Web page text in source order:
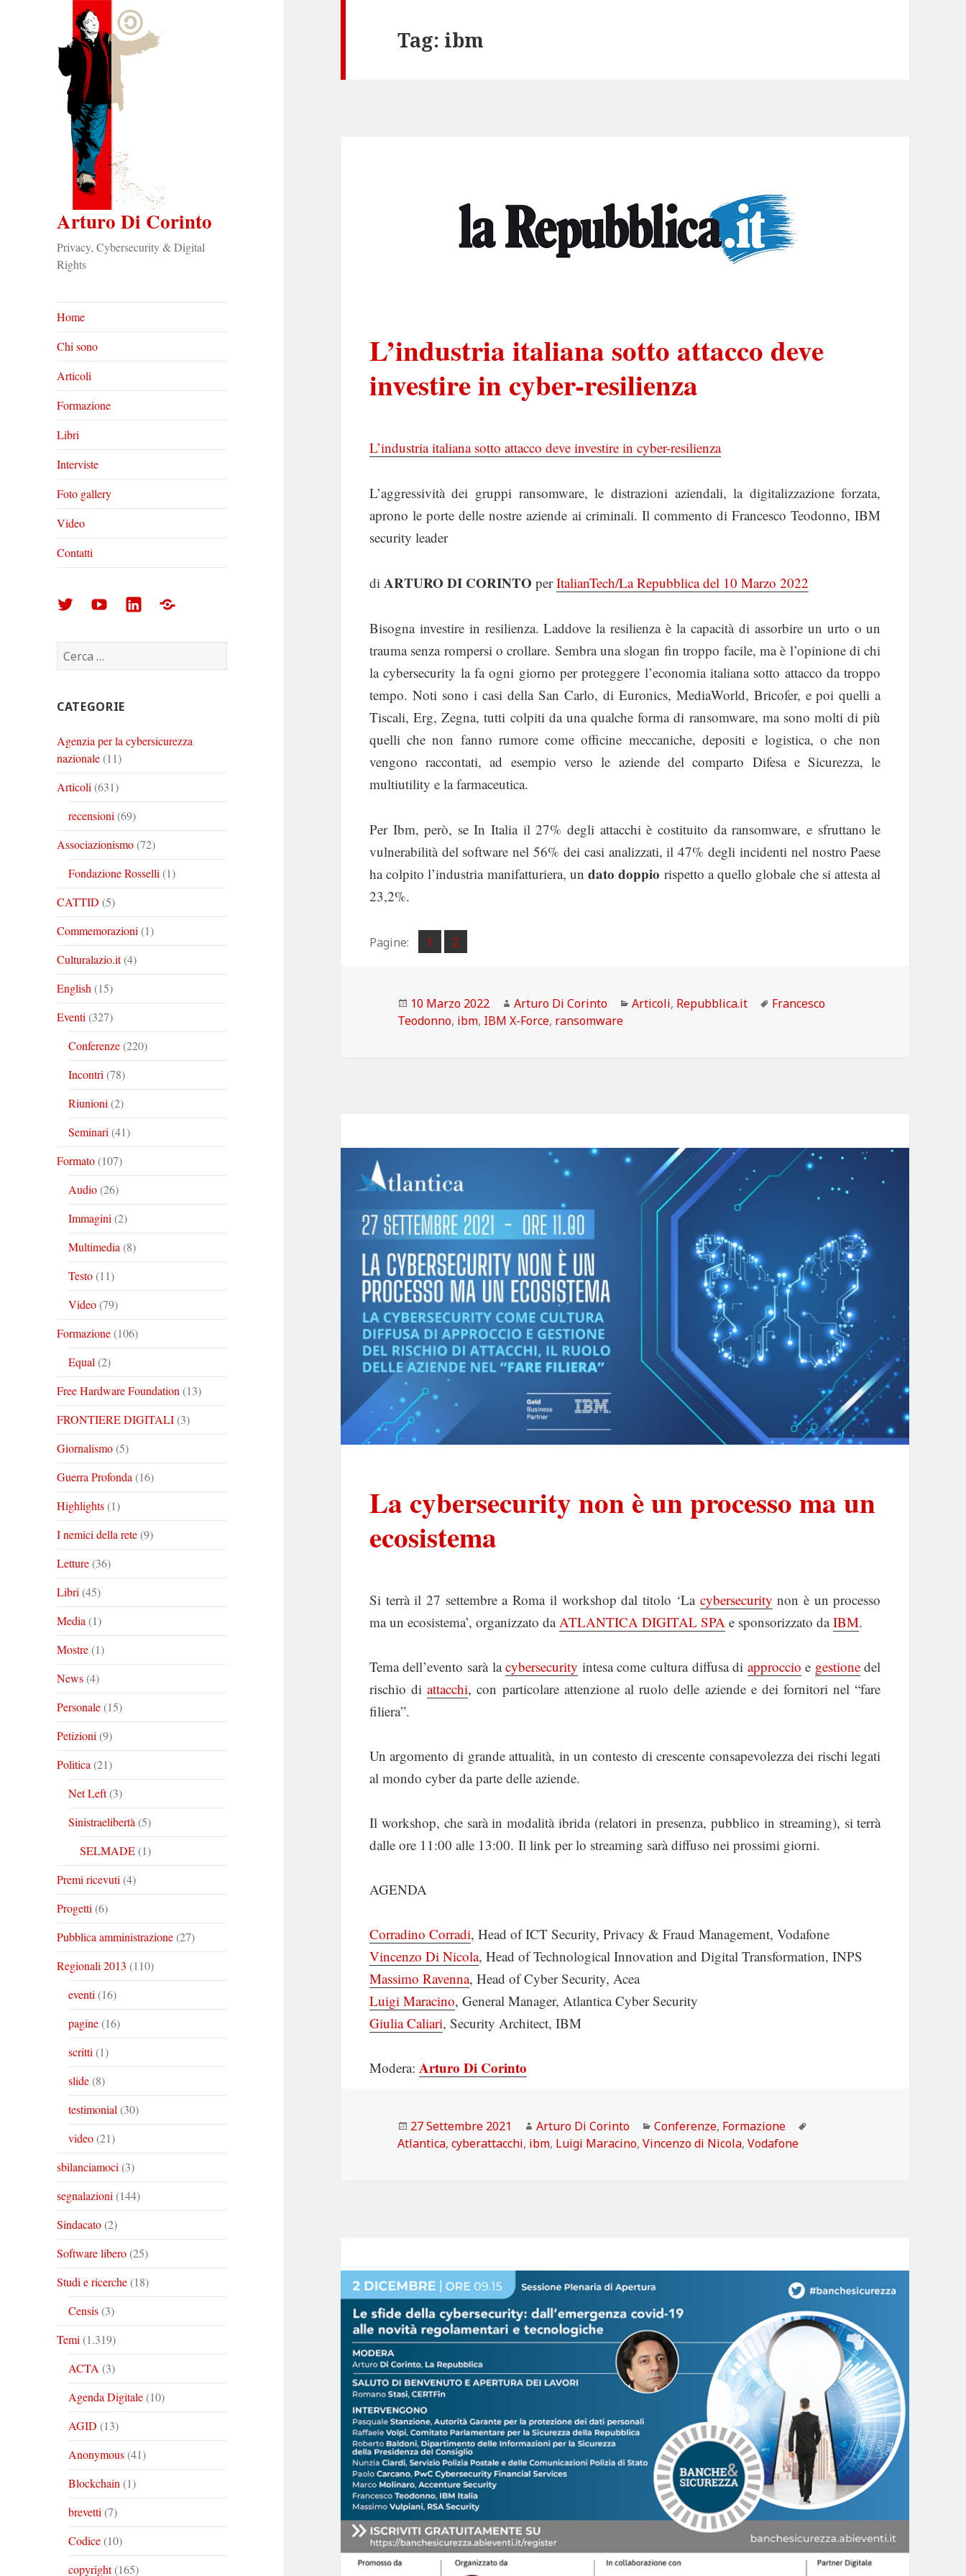
Arturo Di Corinto
Privacy, Cybersecurity & Digital
Rights
Home
Chi sono
Articoli
Formazione
Libri
Interviste
Foto gallery
Video
Contatti
Arturo
Corinto
su
Arturo
Corinto
su
Arturo
su
Foto
Ricerca
per:
CATEGORIE
Agenzia per la cybersicurezza
nazionale(11)
Articoli (631)
recensioni (69)
Associazionismo(72)
Fondazione Rosselli (1)
CATTID (5)
Commemorazioni (1)
Culturalazio.it(4)
English (15)
Eventi (327)
Conferenze(220)
Incontri (78)
Riunioni (2)
Seminari (41)
Formato(107)
Audio(26)
Immagini (2)
Multimedia (8)
Testo(11)
Video(79)
Formazione(106)
Equal (2)
Free Hardware Foundation (13)
FRONTIERE DIGITALI(3)
Giornalismo(5)
Guerra Profonda (16)
Highlights(1)
I nemici della rete(9)
Letture(36)
Libri (45)
Media (1)
Mostre(1)
News(4)
Personale(15)
Petizioni (9)
Politica (21)
Net Left(3)
Sinistraelibertà (5)
SELMADE(1)
Premi ricevuti (4)
Progetti (6)
Pubblica amministrazione(27)
Regionali 2013 (110)
eventi (16)
pagine(16)
scritti (1)
slide(8)
testimonial (30)
video(21)
sbilanciamoci (3)
segnalazioni (144)
Sindacato(2)
Software libero(25)
Studi e ricerche(18)
Censis(3)
Temi (1.319)
ACTA (3)
Agenda Digitale(10)
AGID (13)
Anonymous(41)
Blockchain (1)
brevetti (7)
Codice(10)
copyright(165)
Tag: ibm
L’industria italiana sotto attacco deve
investire in cyber-resilienza
L’industria italiana sotto attacco deve investire in cyber-resilienza
L’aggressività dei gruppi ransomware, le distrazioni aziendali, la digitalizzazione forzata,
aprono le porte delle nostre aziende ai criminali. Il commento di Francesco Teodonno, IBM
security leader
di ARTURO DI CORINTO perItalianTech/La Repubblica del 10 Marzo 2022
Bisogna investire in resilienza. Laddove la resilienza è la capacità di assorbire un urto o un
trauma senza rompersi o crollare. Sembra una slogan fin troppo facile, ma è l’opinione di chi
la cybersecurity la fa ogni giorno per proteggere l’economia italiana sotto attacco da troppo
tempo. Noti sono i casi della San Carlo, di Euronics, MediaWorld, Bricofer, e poi quelli a
Tiscali, Erg, Zegna, tutti colpiti da una qualche forma di ransomware, ma sono molti di più
quelli che non fanno rumore come officine meccaniche, depositi e logistica, o che non
vengono raccontati, ad esempio verso le aziende del comparto Difesa e Sicurezza, le
multiutility e la farmaceutica.
Per Ibm, però, se In Italia il 27% degli attacchi è costituito da ransomware, e sfruttano le
vulnerabilità del software nel 56% dei casi analizzati, il 47% degli incidenti nel nostro Paese
ha colpito l’industria manifatturiera, undato doppio rispetto a quello globale che si attesta al
23,2%.
Pagine: Pagina
1 ,
Pagina
2
Scritto
il
10 Marzo 2022 Autore
Arturo Di Corinto Categorie
Articoli, Repubblica.it Tag
Francesco
Teodonno, ibm, IBM X-Force, ransomware
La cybersecurity non è un processo ma un
ecosistema
Si terrà il 27 settembre a Roma il workshop dal titolo ‘La cybersecurity non è un processo
ma un ecosistema’, organizzato daATLANTICA DIGITAL SPAe sponsorizzato daIBM.
Tema dell’evento sarà lacybersecurity intesa come cultura diffusa di approccio e gestionedel
rischio diattacchi, con particolare attenzione al ruolo delle aziende e dei fornitori nel “fare
filiera”.
Un argomento di grande attualità, in un contesto di crescente consapevolezza dei rischi legati
al mondo cyber da parte delle aziende.
Il workshop, che sarà in modalità ibrida (relatori in presenza, pubblico in streaming), si terrà
dalle ore 11:00 alle 13:00. Il link per lo streaming sarà diffuso nei prossimi giorni.
AGENDA
Corradino Corradi, Head of ICT Security, Privacy & Fraud Management, Vodafone
Vincenzo Di Nicola, Head of Technological Innovation and Digital Transformation, INPS
Massimo Ravenna, Head of Cyber Security, Acea
Luigi Maracino, General Manager, Atlantica Cyber Security
Giulia Caliari, Security Architect, IBM
Modera: Arturo Di Corinto
Scritto
il
27 Settembre 2021 Autore
Arturo Di Corinto Categorie
Conferenze, Formazione
Atlantica,cyberattacchi, ibm, Luigi Maracino,Vincenzo di Nicola,Vodafone